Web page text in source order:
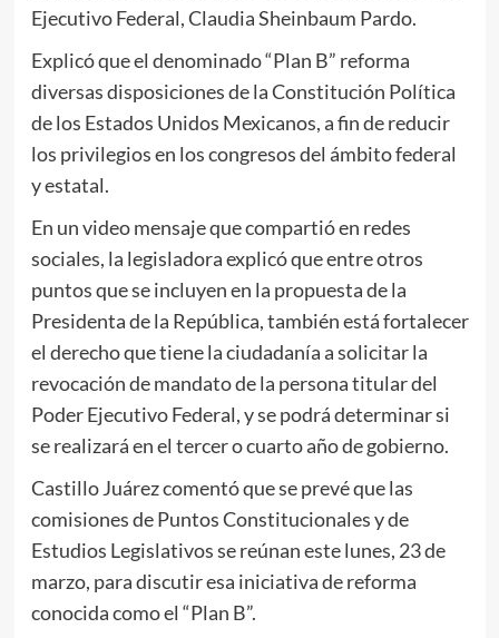
Ejecutivo Federal, Claudia Sheinbaum Pardo.
Explicó que el denominado “Plan B” reforma
diversas disposiciones de la Constitución Política
de los Estados Unidos Mexicanos, a fin de reducir
los privilegios en los congresos del ámbito federal
y estatal.
En un video mensaje que compartió en redes
sociales, la legisladora explicó que entre otros
puntos que se incluyen en la propuesta de la
Presidenta de la República, también está fortalecer
el derecho que tiene la ciudadanía a solicitar la
revocación de mandato de la persona titular del
Poder Ejecutivo Federal, y se podrá determinar si
se realizará en el tercer o cuarto año de gobierno.
Castillo Juárez comentó que se prevé que las
comisiones de Puntos Constitucionales y de
Estudios Legislativos se reúnan este lunes, 23 de
marzo, para discutir esa iniciativa de reforma
conocida como el “Plan B”.